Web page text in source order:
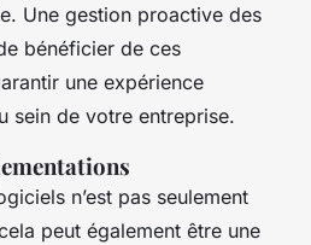
Une gestion proactive des
bénéficier de ces
une expérience
sein de votre entreprise.
n’est pas seulement
peut également être une